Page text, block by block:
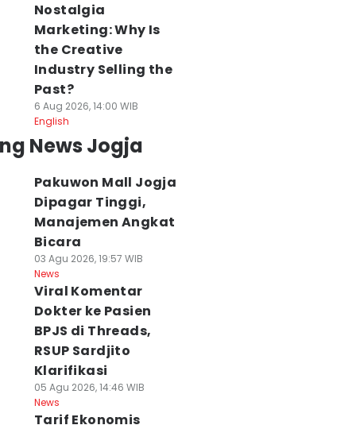
Nostalgia
Marketing: Why Is
the Creative
Industry Selling the
Past?
6 Aug 2026, 14:00 WIB
English
News Jogja
Pakuwon Mall Jogja
Dipagar Tinggi,
Manajemen Angkat
Bicara
03 Agu 2026, 19:57 WIB
News
Viral Komentar
Dokter ke Pasien
BPJS di Threads,
RSUP Sardjito
Klarifikasi
05 Agu 2026, 14:46 WIB
News
Tarif Ekonomis